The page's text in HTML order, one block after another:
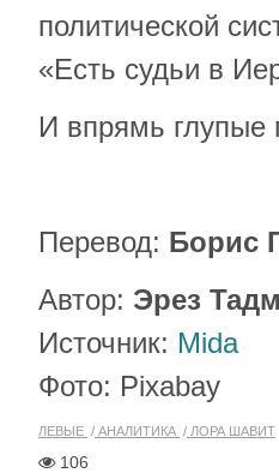
политической
«Есть судьи в
И впрямь глупые
Перевод: Борис
Автор: Эрез
Источник: Mida
Фото: Pixabay
ЛЕВЫЕ АНАЛИТИКА ЛОРА ШАВИТ
106